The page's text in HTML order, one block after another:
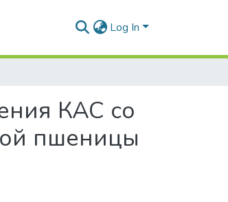
Log In
КАС со
пшеницы